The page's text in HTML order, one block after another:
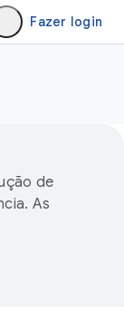
Fazer login
de
As